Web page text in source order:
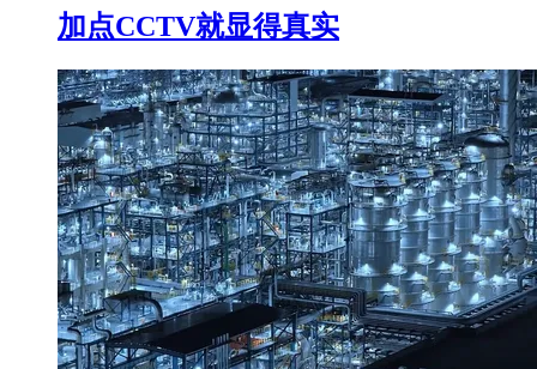
加点CCTV就显得真实